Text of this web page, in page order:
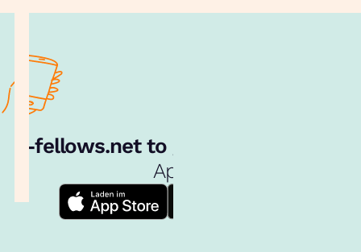
e‑fellows.net to go:
App!